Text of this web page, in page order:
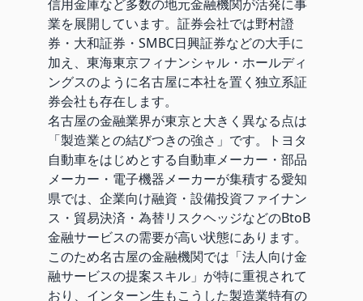
信用金庫など多数の地元金融機関が活発に事
業を展開しています。証券会社では野村證
券・大和証券・SMBC日興証券などの大手に
加え、東海東京フィナンシャル・ホールディ
ングスのように名古屋に本社を置く独立系証
券会社も存在します。
名古屋の金融業界が東京と大きく異なる点は
「製造業との結びつきの強さ」です。トヨタ
自動車をはじめとする自動車メーカー・部品
メーカー・電子機器メーカーが集積する愛知
県では、企業向け融資・設備投資ファイナン
ス・貿易決済・為替リスクヘッジなどのBtoB
金融サービスの需要が高い状態にあります。
このため名古屋の金融機関では「法人向け金
融サービスの提案スキル」が特に重視されて
おり、インターン生もこうした製造業特有の